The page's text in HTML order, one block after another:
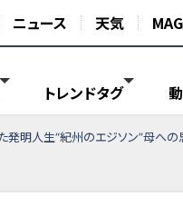
ニュース 天気
トレンドタグ
発明人生“紀州のエジソン”母へ